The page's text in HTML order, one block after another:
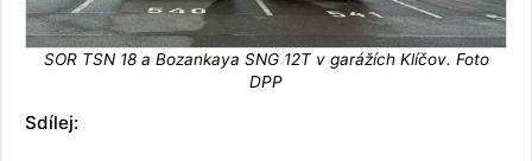
SOR TSN 18 a Bozankaya SNG 12T v garážích Klíčov. Foto
DPP
Sdílej: